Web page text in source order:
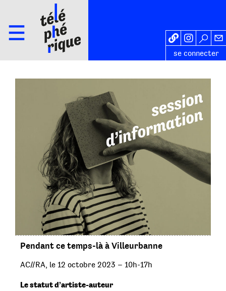
se connecter
Pendant ce temps-là à Villeurbanne
AC//RA, le 12 octobre 2023 – 10h-17h
Le statut d’artiste-auteur